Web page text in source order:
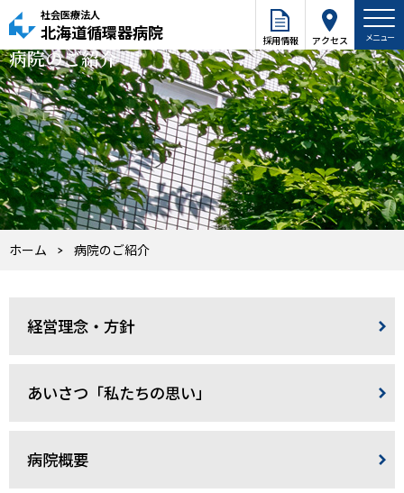
社会医療法人
北海道循環器病院 採用情報 アクセス
病院のご紹介
ホーム 病院のご紹介
経営理念・方針
あいさつ「私たちの思い」
病院概要